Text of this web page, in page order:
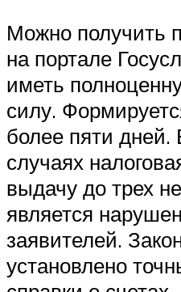
Можно получить
на портале
иметь
силу.
более пяти дней.
случаях
выдачу до трех
является
заявителей.
установлено